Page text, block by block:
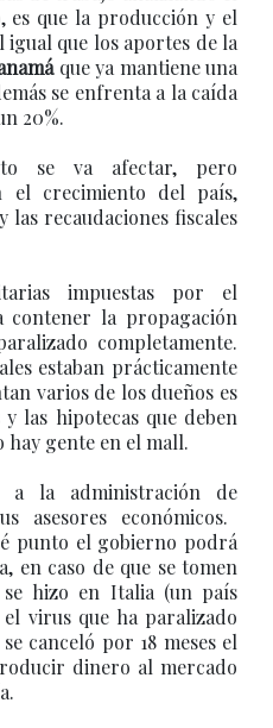
es que la producción y el
igual que los aportes de la
que ya mantiene una
se enfrenta a la caída
20%.
se va afectar, pero
el crecimiento del país,
las recaudaciones fiscales
impuestas por el
contener la propagación
completamente.
estaban prácticamente
varios de los dueños es
las hipotecas que deben
hay gente en el mall.
la administración de
asesores económicos.
punto el gobierno podrá
en caso de que se tomen
se hizo en Italia (un país
virus que ha paralizado
canceló por 18 meses el
dinero al mercado